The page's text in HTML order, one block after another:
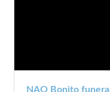
NAO Bonito funeral